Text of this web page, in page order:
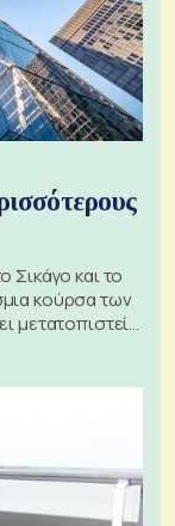
και το
κούρσα των
μετατοπιστεί